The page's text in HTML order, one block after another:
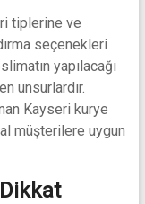
tiplerine ve
seçenekleri
yapılacağı
unsurlardır.
Kayseri kurye
müşterilere uygun